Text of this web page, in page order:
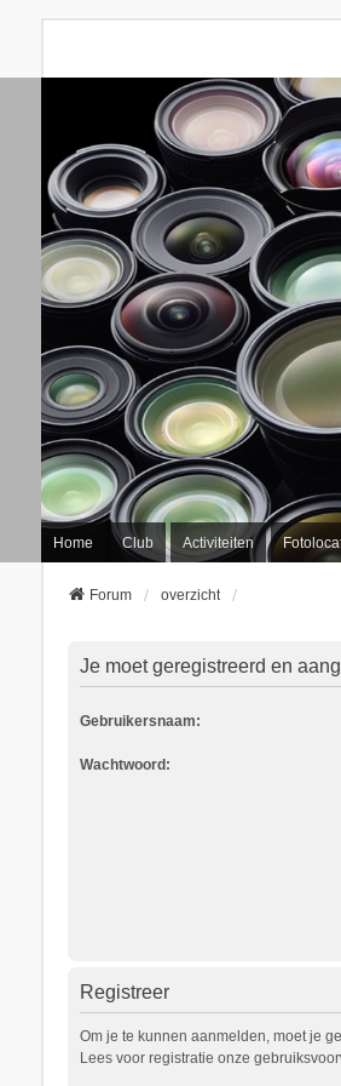
Home Club Activiteiten
Forum overzicht
Je moet geregistreerd en
Gebruikersnaam:
Wachtwoord:
Registreer
Om je te kunnen aanmelden, moet je
Lees voor registratie onze